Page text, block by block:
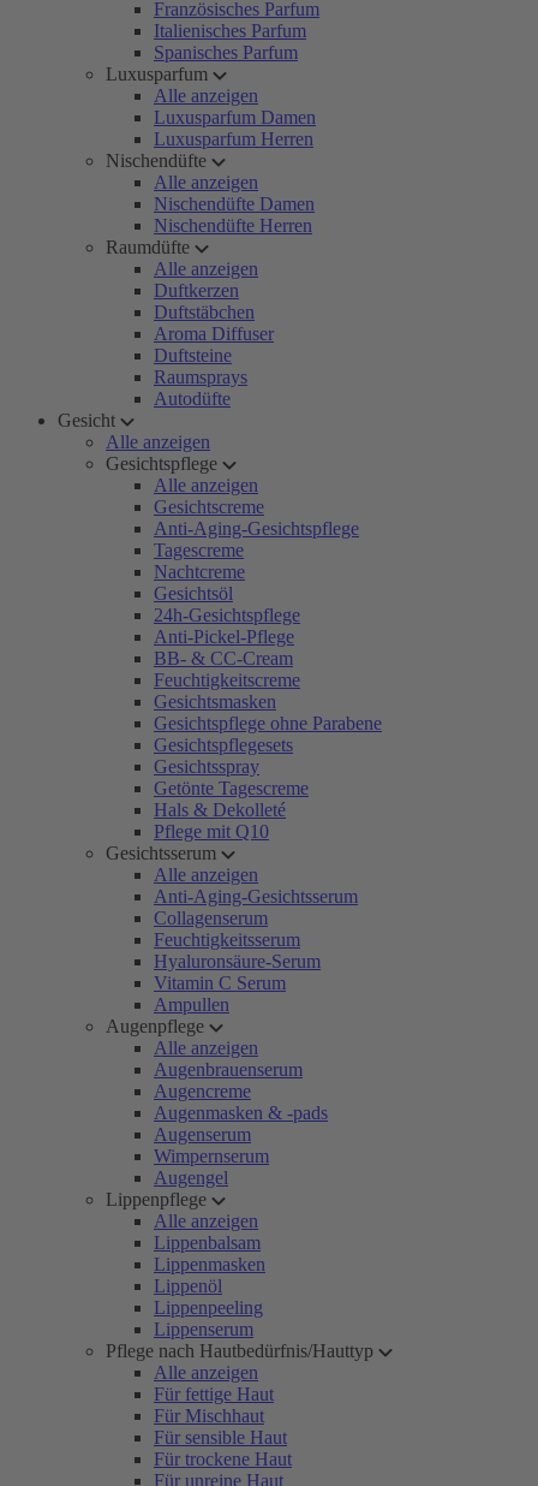
Französisches Parfum
Italienisches Parfum
Spanisches Parfum
Luxusparfum
Alle anzeigen
Luxusparfum Damen
Luxusparfum Herren
Nischendüfte
Alle anzeigen
Nischendüfte Damen
Nischendüfte Herren
Raumdüfte
Alle anzeigen
Duftkerzen
Duftstäbchen
Aroma Diffuser
Duftsteine
Raumsprays
Autodüfte
Gesicht
Alle anzeigen
Gesichtspflege
Alle anzeigen
Gesichtscreme
Anti-Aging-Gesichtspflege
Tagescreme
Nachtcreme
Gesichtsöl
24h-Gesichtspflege
Anti-Pickel-Pflege
BB- & CC-Cream
Feuchtigkeitscreme
Gesichtsmasken
Gesichtspflege ohne Parabene
Gesichtspflegesets
Gesichtsspray
Getönte Tagescreme
Hals & Dekolleté
Pflege mit Q10
Gesichtsserum
Alle anzeigen
Anti-Aging-Gesichtsserum
Collagenserum
Feuchtigkeitsserum
Hyaluronsäure-Serum
Vitamin C Serum
Ampullen
Augenpflege
Alle anzeigen
Augenbrauenserum
Augencreme
Augenmasken & -pads
Augenserum
Wimpernserum
Augengel
Lippenpflege
Alle anzeigen
Lippenbalsam
Lippenmasken
Lippenöl
Lippenpeeling
Lippenserum
Pflege nach Hautbedürfnis/Hauttyp
Alle anzeigen
Für fettige Haut
Für Mischhaut
Für sensible Haut
Für trockene Haut
Für unreine Haut